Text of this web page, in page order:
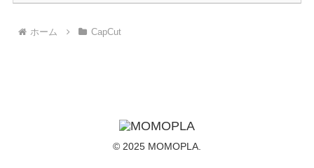
ホーム CapCut
© 2025 MOMOPLA.